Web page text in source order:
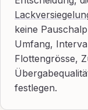
keine
Umfang,
Flottengrösse,
festlegen.